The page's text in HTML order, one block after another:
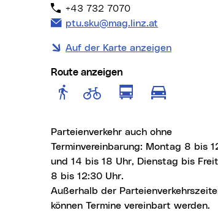
+43 732 7070
E-Mail Adresse:
ptu.sku@mag.linz.at
Auf der Karte anzeigen
Route anzeigen
Route anzeigen für
RouteRouteRoute
Parteienverkehr auch ohne
Terminvereinbarung: Montag 8 bis
und 14 bis 18 Uhr, Dienstag bis
8 bis 12:30 Uhr.
Außerhalb der
können Termine vereinbart werden.